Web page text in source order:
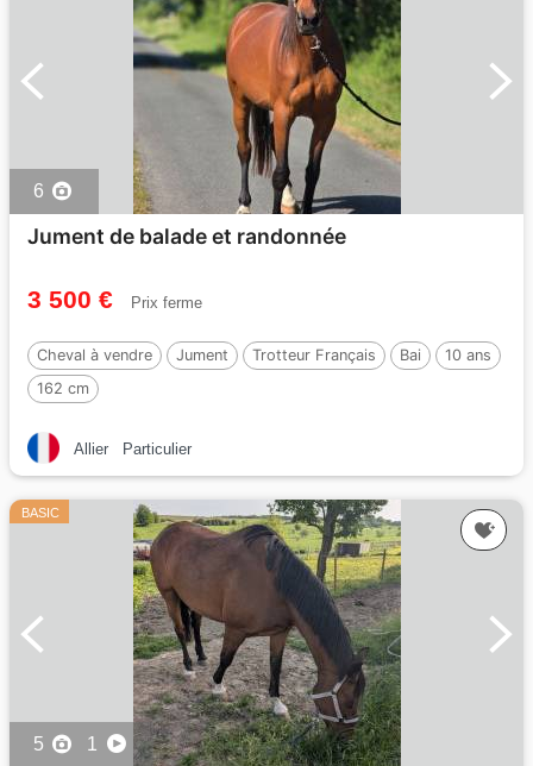
6
Jument de balade et randonnée
3 500 € Prix ferme
Cheval à vendre Jument Trotteur Français Bai
10 ans
162 cm
Allier Particulier
BASIC
5 1